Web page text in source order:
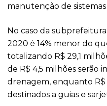
manutenção de
No caso da
2020 é 14% menor do
totalizando R$ 29,1
de R$ 4,5 milhões serão
drenagem, enquanto R$
destinados a guias e